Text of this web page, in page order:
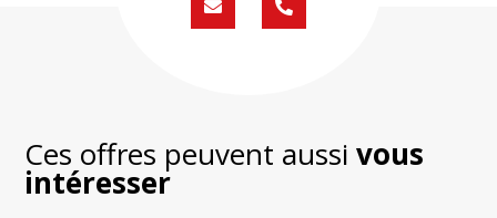
Formulaire
de
02
59
Ces offres peuvent aussivous
intéresser